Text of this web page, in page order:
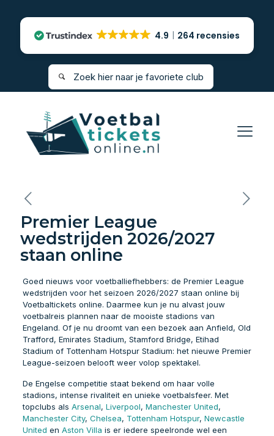
4.9 264 recensies
Premier League
wedstrijden 2026/2027
staan online
Goed nieuws voor voetballiefhebbers: de Premier League
wedstrijden voor het seizoen 2026/2027 staan online bij
Voetbaltickets online. Daarmee kun je nu alvast jouw
voetbalreis plannen naar de mooiste stadions van
Engeland. Of je nu droomt van een bezoek aan Anfield, Old
Trafford, Emirates Stadium, Stamford Bridge, Etihad
Stadium of Tottenham Hotspur Stadium: het nieuwe Premier
League-seizoen belooft weer volop spektakel.
De Engelse competitie staat bekend om haar volle
stadions, intense rivaliteit en unieke voetbalsfeer. Met
topclubs als Arsenal, Liverpool, Manchester United,
Manchester City, Chelsea, Tottenham Hotspur, Newcastle
United en Aston Villa is er iedere speelronde wel een